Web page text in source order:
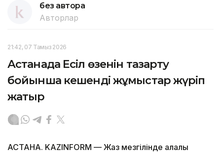
без автора
Авторлар
21:42, 07 Тамыз 2026
Астанада Есіл өзенін тазарту
бойынша кешенді жұмыстар жүріп
жатыр
АСТАНА. KAZINFORM — Жаз мезгілінде қалалық